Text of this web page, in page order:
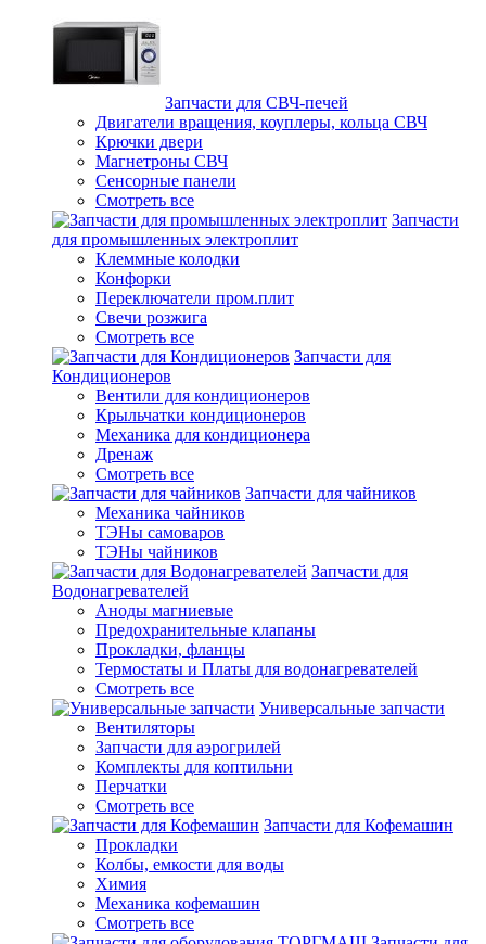
Запчасти для СВЧ-печей
Двигатели вращения, коуплеры, кольца СВЧ
Крючки двери
Магнетроны СВЧ
Сенсорные панели
Смотреть все
Запчасти
для промышленных электроплит
Клеммные колодки
Конфорки
Переключатели пром.плит
Свечи розжига
Смотреть все
Запчасти для
Кондиционеров
Вентили для кондиционеров
Крыльчатки кондиционеров
Механика для кондиционера
Дренаж
Смотреть все
Запчасти для чайников
Механика чайников
ТЭНы самоваров
ТЭНы чайников
Запчасти для
Водонагревателей
Аноды магниевые
Предохранительные клапаны
Прокладки, фланцы
Термостаты и Платы для водонагревателей
Смотреть все
Универсальные запчасти
Вентиляторы
Запчасти для аэрогрилей
Комплекты для коптильни
Перчатки
Смотреть все
Запчасти для Кофемашин
Прокладки
Колбы, емкости для воды
Химия
Механика кофемашин
Смотреть все